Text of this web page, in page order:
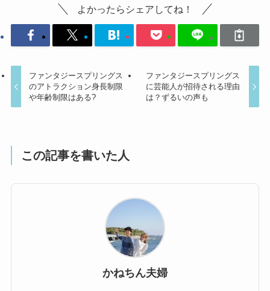
よかったらシェアしてね！
ファンタジースプリングス
のアトラクション身長制限
や年齢制限はある?
ファンタジースプリングス
に芸能人が招待される理由
は？ずるいの声も
この記事を書いた人
かねちん夫婦